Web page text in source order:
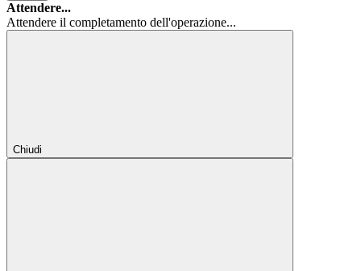
Attendere...
Attendere il completamento dell'operazione...
Chiudi